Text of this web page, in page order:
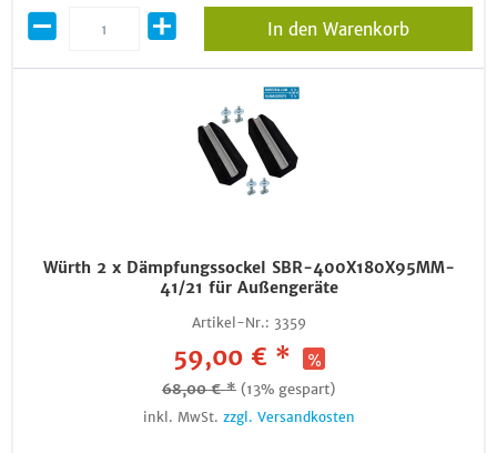
In den Warenkorb
Würth 2 x Dämpfungssockel SBR-400X180X95MM-
41/21 für Außengeräte
Artikel-Nr.: 3359
59,00 € *
68,00 € * (13% gespart)
inkl. MwSt. zzgl. Versandkosten